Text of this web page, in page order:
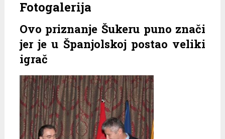
Fotogalerija
Ovo priznanje Šukeru puno znači
jer je u Španjolskoj postao veliki
igrač